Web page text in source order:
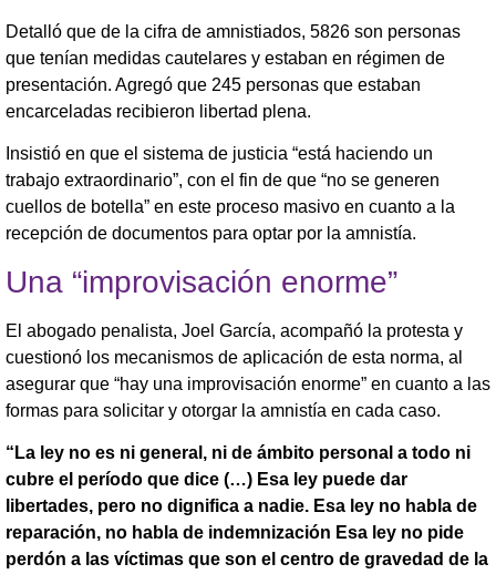
Detalló que de la cifra de amnistiados, 5826 son personas
que tenían medidas cautelares y estaban en régimen de
presentación. Agregó que 245 personas que estaban
encarceladas recibieron libertad plena.
Insistió en que el sistema de justicia “está haciendo un
trabajo extraordinario”, con el fin de que “no se generen
cuellos de botella” en este proceso masivo en cuanto a la
recepción de documentos para optar por la amnistía.
Una “improvisación enorme”
El abogado penalista, Joel García, acompañó la protesta y
cuestionó los mecanismos de aplicación de esta norma, al
asegurar que “hay una improvisación enorme” en cuanto a las
formas para solicitar y otorgar la amnistía en cada caso.
“La ley no es ni general, ni de ámbito personal a todo ni
cubre el período que dice (…) Esa ley puede dar
libertades, pero no dignifica a nadie. Esa ley no habla de
reparación, no habla de indemnización Esa ley no pide
perdón a las víctimas que son el centro de gravedad de la